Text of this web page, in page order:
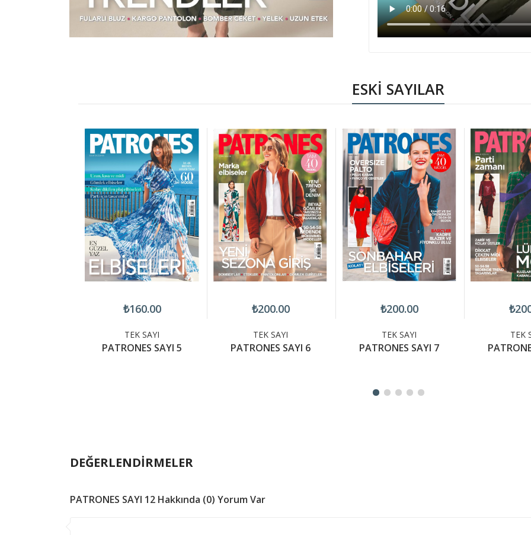
ESKİ SAYILAR
₺160.00
TEK SAYI
PATRONES SAYI 5
₺200.00
TEK SAYI
PATRONES SAYI 6
₺200.00
TEK SAYI
PATRONES SAYI 7
TEK
DEĞERLENDİRMELER
PATRONES SAYI 12 Hakkında (0) Yorum Var